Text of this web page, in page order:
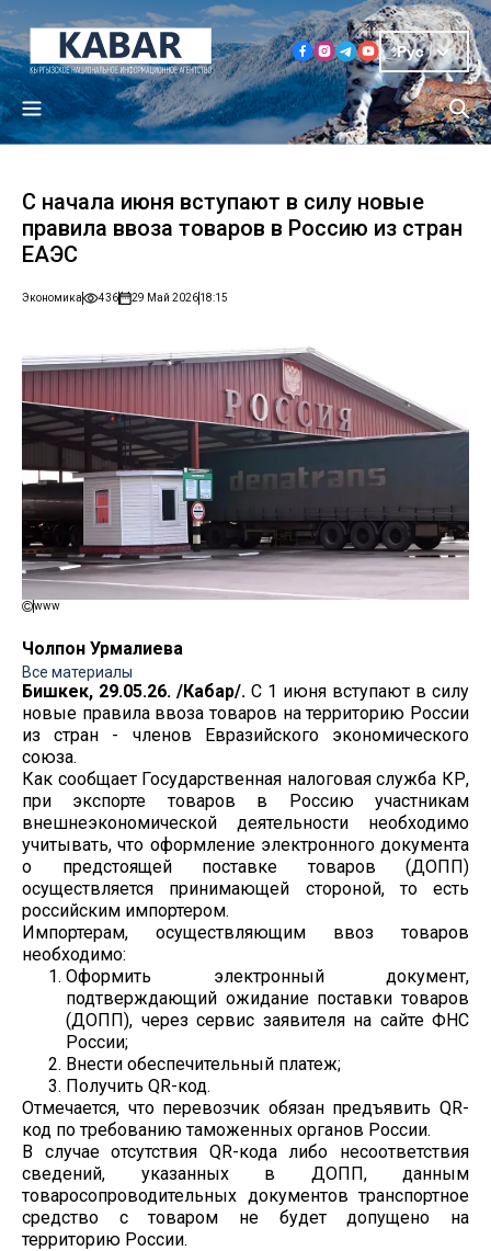
Рус
С начала июня вступают в силу новые
правила ввоза товаров в Россию из стран
ЕАЭС
Экономика 436 29 Май 202618:15
www
Чолпон Урмалиева
Все материалы
Бишкек, 29.05.26. /Кабар/. С 1 июня вступают в силу
новые правила ввоза товаров на территорию России
из стран - членов Евразийского экономического
союза.
Как сообщает Государственная налоговая служба КР,
при экспорте товаров в Россию участникам
внешнеэкономической деятельности необходимо
учитывать, что оформление электронного документа
о предстоящей поставке товаров (ДОПП)
осуществляется принимающей стороной, то есть
российским импортером.
Импортерам, осуществляющим ввоз товаров
необходимо:
Оформить электронный документ,
подтверждающий ожидание поставки товаров
(ДОПП), через сервис заявителя на сайте ФНС
России;
Внести обеспечительный платеж;
Получить QR-код.
Отмечается, что перевозчик обязан предъявить QR-
код по требованию таможенных органов России.
В случае отсутствия QR-кода либо несоответствия
сведений, указанных в ДОПП, данным
товаросопроводительных документов транспортное
средство с товаром не будет допущено на
территорию России.